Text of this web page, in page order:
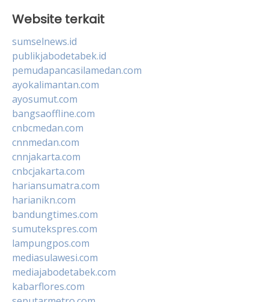
Website terkait
sumselnews.id
publikjabodetabek.id
pemudapancasilamedan.com
ayokalimantan.com
ayosumut.com
bangsaoffline.com
cnbcmedan.com
cnnmedan.com
cnnjakarta.com
cnbcjakarta.com
hariansumatra.com
harianikn.com
bandungtimes.com
sumutekspres.com
lampungpos.com
mediasulawesi.com
mediajabodetabek.com
kabarflores.com